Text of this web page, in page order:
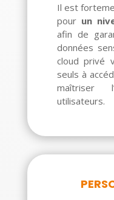
Il est
pour un
afin de
données
cloud privé
seuls à
maîtriser
utilisateurs.